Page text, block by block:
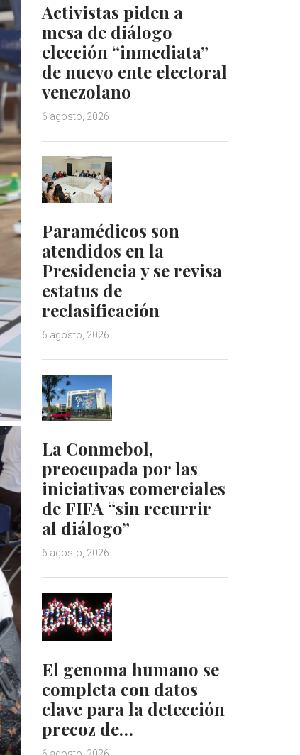
Activistas piden a
mesa de diálogo
elección “inmediata”
de nuevo ente electoral
venezolano
6 agosto, 2026
Paramédicos son
atendidos en la
Presidencia y se revisa
estatus de
reclasificación
6 agosto, 2026
La Conmebol,
preocupada por las
iniciativas comerciales
de FIFA “sin recurrir
al diálogo”
6 agosto, 2026
El genoma humano se
completa con datos
clave para la detección
precoz de…